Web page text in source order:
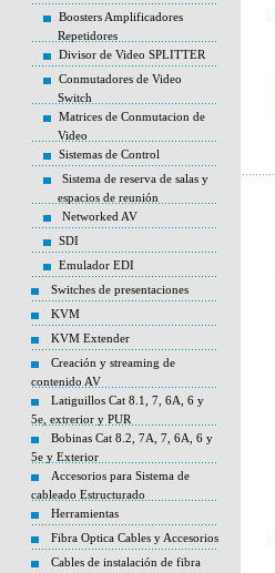
Boosters Amplificadores
Repetidores
Divisor de Video SPLITTER
Conmutadores de Video
Switch
Matrices de Conmutacion de
Video
Sistemas de Control
Sistema de reserva de salas y
espacios de reunión
Networked AV
SDI
Emulador EDI
Switches de presentaciones
KVM
KVM Extender
Creación y streaming de
contenido AV
Latiguillos Cat 8.1, 7, 6A, 6 y
5e, extrerior y PUR
Bobinas Cat 8.2, 7A, 7, 6A, 6 y
5e y Exterior
Accesorios para Sistema de
cableado Estructurado
Herramientas
Fibra Optica Cables y Accesorios
Cables de instalación de fibra